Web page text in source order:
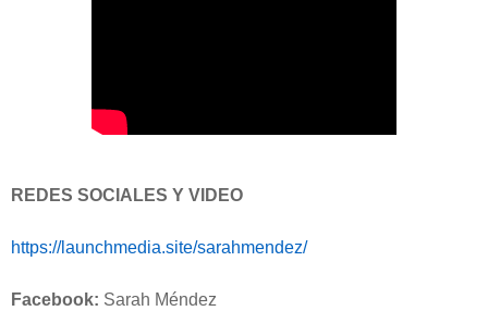
REDES SOCIALES Y VIDEO
https://launchmedia.site/sarahmendez/
Facebook: Sarah Méndez